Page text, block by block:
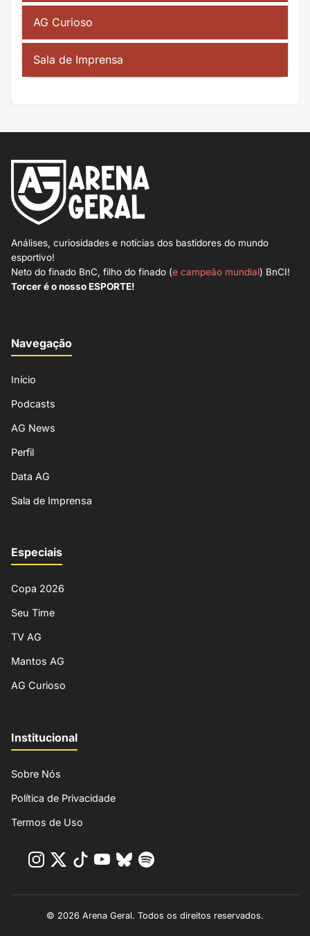
AG Curioso
Sala de Imprensa
Análises, curiosidades e notícias dos bastidores do mundo
esportivo!
Neto do finado BnC, filho do finado (e campeão mundial) BnCI!
Torcer é o nosso ESPORTE!
Navegação
Início
Podcasts
AG News
Perfil
Data AG
Sala de Imprensa
Especiais
Copa 2026
Seu Time
TV AG
Mantos AG
AG Curioso
Institucional
Sobre Nós
Política de Privacidade
Termos de Uso
© 2026 Arena Geral. Todos os direitos reservados.